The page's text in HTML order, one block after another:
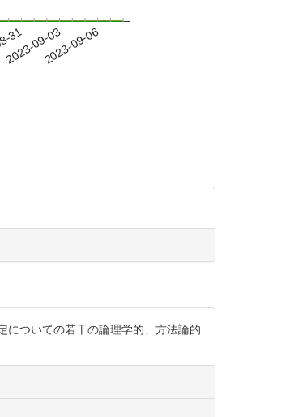
31
2023-09-032023-09-06
についての若干の論理学的、方法論的